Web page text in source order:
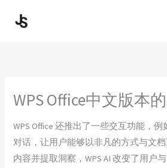
WPS Office中文版本
WPS Office 还推出了一些交互功能，例
对话，让用户能够以非凡的方式与文
内容并提取洞察，WPS AI 改变了用户